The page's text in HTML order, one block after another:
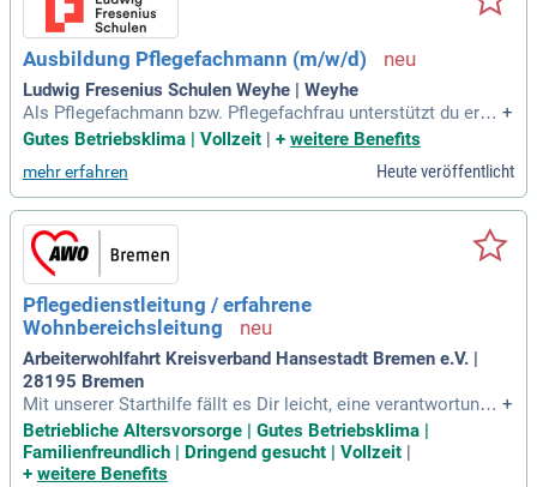
Ausbildung Pflegefachmann (m/w/d)
Ludwig Fresenius Schulen Weyhe | Weyhe
Als Pflegefachmann bzw. Pflegefachfrau unterstützt du erkr
ankte oder hilfsbedürftige Menschen jeden Alters – ob im A
+
Gutes Betriebsklima | Vollzeit | + weitere Benefits
mehr erfahren Heute veröffentlicht
Pflegedienstleitung / erfahrene
Wohnbereichsleitung
Arbeiterwohlfahrt Kreisverband Hansestadt Bremen e.V. |
28195 Bremen
Mit unserer Starthilfe fällt es Dir leicht, eine verantwortungs
volle Position in einer etablierten Einrichtung zu übernehme
n.
+
Betriebliche Altersvorsorge | Gutes Betriebsklima |
Familienfreundlich | Dringend gesucht | Vollzeit
+ weitere Benefits